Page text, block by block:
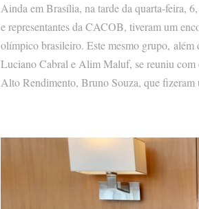
Ainda em Brasília, na tarde da quarta-feira,
e representantes da CACOB, tiveram um
olímpico brasileiro. Este mesmo grupo,
Luciano Cabral e Alim Maluf, se reuniu com
Alto Rendimento, Bruno Souza, que fizeram